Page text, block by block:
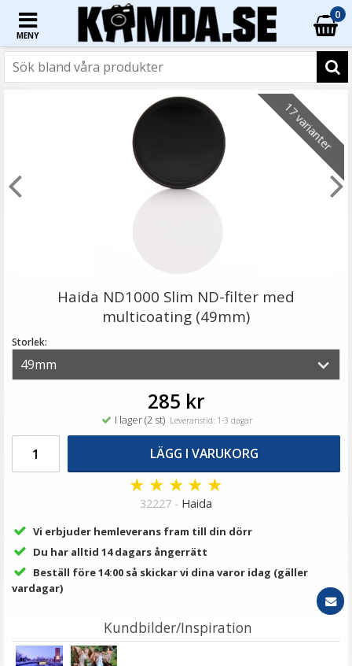
MENY
0
LÄGG I VARUKORG
Step Up Ring 30-30.5mm - Gör filtergängan större
17 varianter
Haida ND1000 Slim ND-filter med
multicoating (49mm)
Storlek:
285 kr
I lager (2 st) Leveranstid: 1-3 dagar
LÄGG I VARUKORG
★ ★ ★ ★ ★
32227 - Haida
Vi erbjuder hemleverans fram till din dörr
Du har alltid 14 dagars ångerrätt
Beställ före 14:00 så skickar vi dina varor idag (gäller
vardagar)
Kundbilder/Inspiration